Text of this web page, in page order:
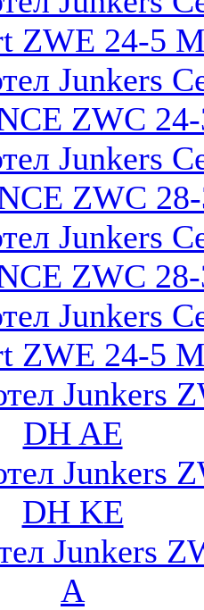
ZWE 24-5
Junkers
ZWC
Junkers
ZWC
Junkers
ZWC
Junkers
ZWE 24-5
Junkers
DH AE
Junkers
DH KE
Junkers
A